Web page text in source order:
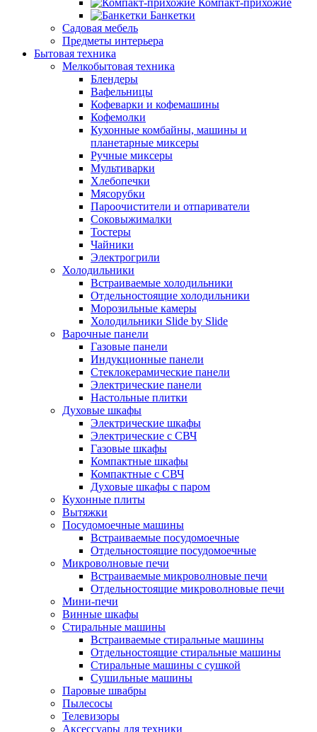
Компакт-прихожие
Банкетки
Садовая мебель
Предметы интерьера
Бытовая техника
Мелкобытовая техника
Блендеры
Вафельницы
Кофеварки и кофемашины
Кофемолки
Кухонные комбайны, машины и
планетарные миксеры
Ручные миксеры
Мультиварки
Хлебопечки
Мясорубки
Пароочистители и отпариватели
Соковыжималки
Тостеры
Чайники
Электрогрили
Холодильники
Встраиваемые холодильники
Отдельностоящие холодильники
Морозильные камеры
Холодильники Slide by Slide
Варочные панели
Газовые панели
Индукционные панели
Стеклокерамические панели
Электрические панели
Настольные плитки
Духовые шкафы
Электрические шкафы
Электрические с СВЧ
Газовые шкафы
Компактные шкафы
Компактные с СВЧ
Духовые шкафы с паром
Кухонные плиты
Вытяжки
Посудомоечные машины
Встраиваемые посудомоечные
Отдельностоящие посудомоечные
Микроволновые печи
Встраиваемые микроволновые печи
Отдельностоящие микроволновые печи
Мини-печи
Винные шкафы
Стиральные машины
Встраиваемые стиральные машины
Отдельностоящие стиральные машины
Стиральные машины с сушкой
Сушильные машины
Паровые швабры
Пылесосы
Телевизоры
Аксессуары для техники